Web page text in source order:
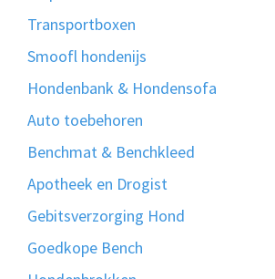
Transportboxen
Smoofl hondenijs
Hondenbank & Hondensofa
Auto toebehoren
Benchmat & Benchkleed
Apotheek en Drogist
Gebitsverzorging Hond
Goedkope Bench